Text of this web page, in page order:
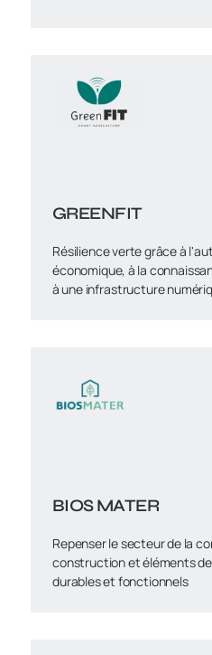
GREENFIT
Résilience verte grâce à
économique, à la
à une infrastructure
BIOS MATER
Repenser le secteur de la
construction et éléments
durables et fonctionnels